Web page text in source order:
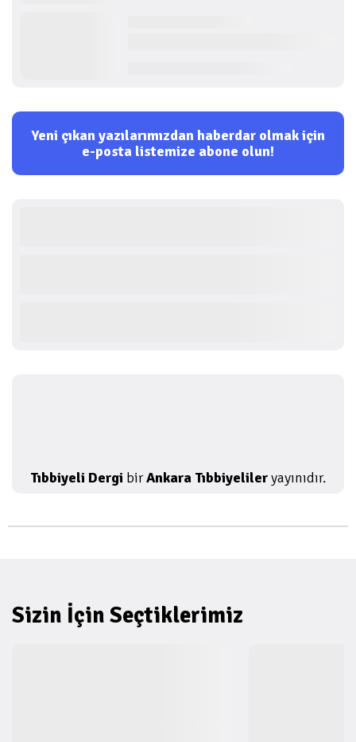
Yeni çıkan yazılarımızdan haberdar olmak için
e-posta listemize abone olun!
Tıbbiyeli Dergi birAnkara Tıbbiyelileryayınıdır.
Sizin İçin Seçtiklerimiz